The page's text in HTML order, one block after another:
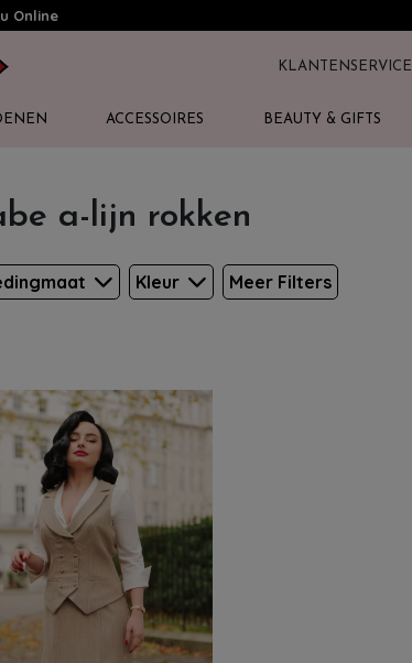
Online
KLANTENSERVICE
ACCESSOIRES BEAUTY & GIFTS
a-lijn rokken
Kleur Meer Filters